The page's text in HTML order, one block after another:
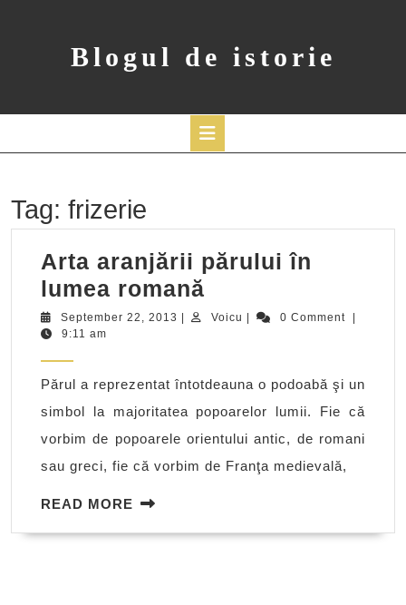
Blogul de istorie
Tag: frizerie
Arta aranjării părului în
lumea romană
aranjării
lumea
romană
September 22, 2013 September
Voicu Voicu 0 Comment
9:11 am
Părul a reprezentat întotdeauna o podoabă şi un
simbol la majoritatea popoarelor lumii. Fie că
vorbim de popoarele orientului antic, de romani
sau greci, fie că vorbim de Franţa medievală,
READ MORE READ